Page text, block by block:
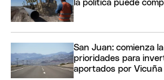
la política puede
San Juan: comienza
prioridades para
aportados por Vicuña